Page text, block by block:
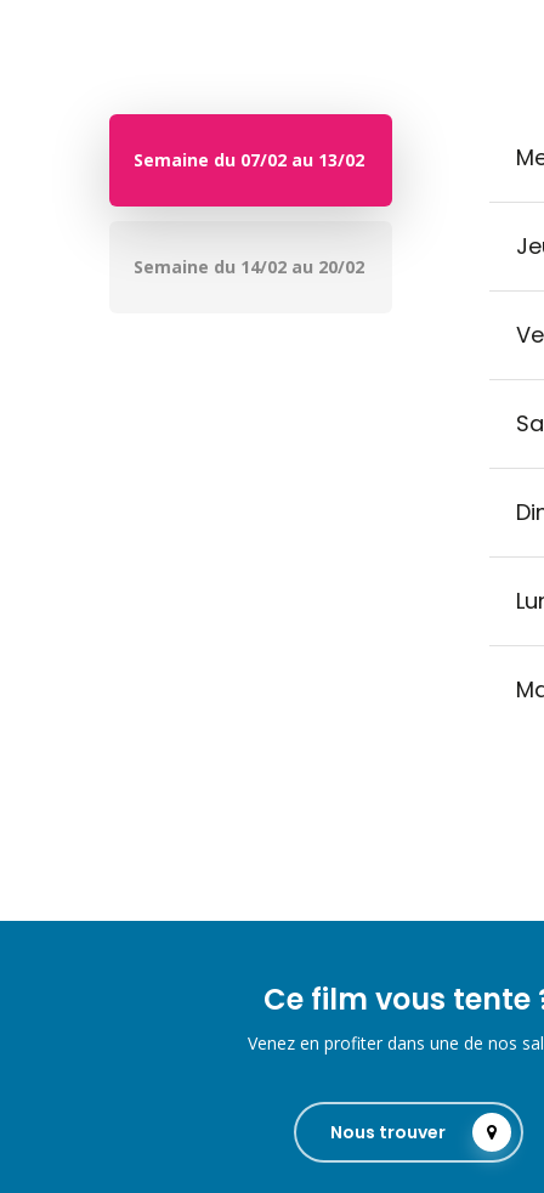
Semaine du 07/02 au 13/02
Semaine du 14/02 au 20/02
Ce film vous tente
Venez en profiter dans une de nos
Nous trouver